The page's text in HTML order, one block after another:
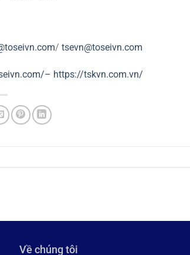
/ tsevn@toseivn.com
– https://tskvn.com.vn/
Về chúng tôi